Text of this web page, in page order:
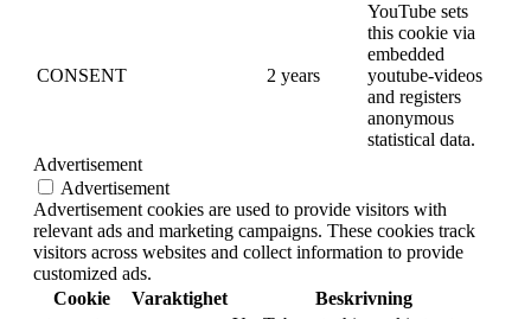
CONSENT 2 years
YouTube sets
this cookie via
embedded
youtube-videos
and registers
anonymous
statistical data.
Advertisement
Advertisement
Advertisement cookies are used to provide visitors with
relevant ads and marketing campaigns. These cookies track
visitors across websites and collect information to provide
customized ads.
Cookie
Varaktighet
Beskrivning